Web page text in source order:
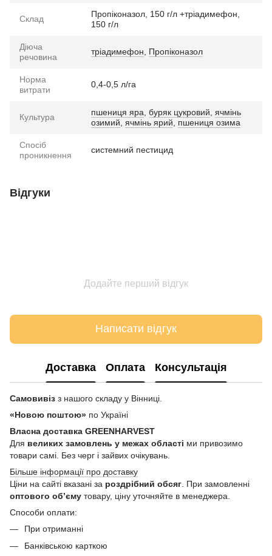
Склад
Пропіконазол, 150 г/л +тріадимефон,
150 г/л
Діюча
речовина
тріадимефон Пропіконазол
Норма
витрати
0,4-0,5 л/га
Культура пшениця яра буряк цукровий ячмінь
озимий ячмінь ярий пшениця озима
Спосіб
проникнення
системний пестицид
Відгуки
Додайте перший відгук
Написати відгук
Доставка Оплата Консультація
Самовивіз з нашого складу у Вінниці.
«Новою поштою» по Україні
Власна доставка GREENHARVEST
Для великих замовлень у межах області ми привозимо
товари самі. Без черг і зайвих очікувань.
Більше інформації про доставку
Ціни на сайті вказані за роздрібний обсяг . При замовленні
оптового об’єму товару, ціну уточняйте в менеджера.
Способи оплати:
При отриманні
Банківською карткою